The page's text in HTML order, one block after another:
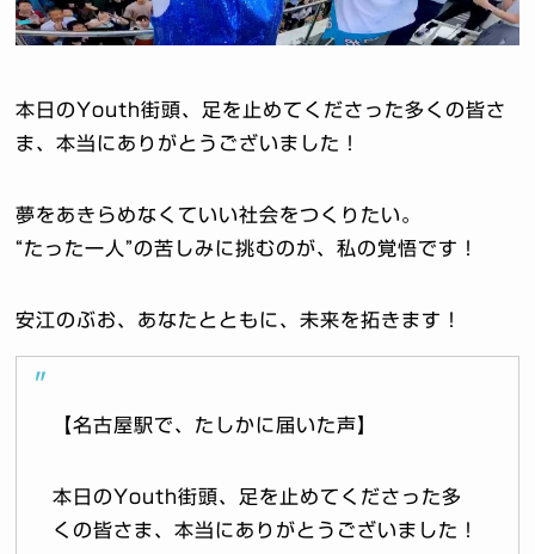
本日のYouth街頭、足を止めてくださった多くの皆さ
ま、本当にありがとうございました！
夢をあきらめなくていい社会をつくりたい。
“たった一人”の苦しみに挑むのが、私の覚悟です！
安江のぶお、あなたとともに、未来を拓きます！
【名古屋駅で、たしかに届いた声】
本日のYouth街頭、足を止めてくださった多
くの皆さま、本当にありがとうございました！